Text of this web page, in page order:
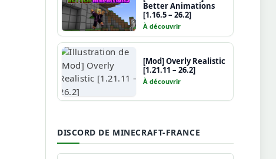
Better Animations
[1.16.5 – 26.2]
À découvrir
[Mod] Overly Realistic
[1.21.11 – 26.2]
À découvrir
DISCORD DE MINECRAFT-FRANCE